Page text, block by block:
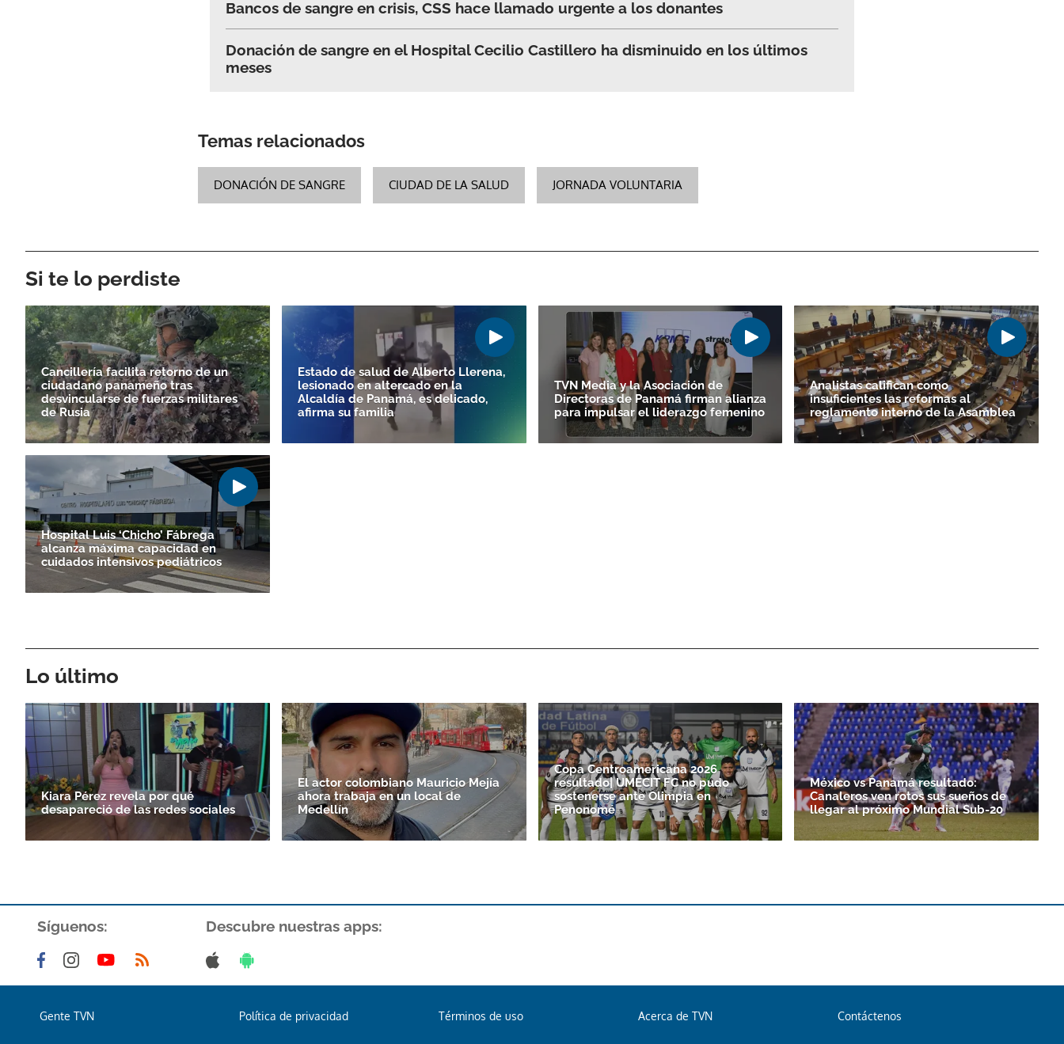
ACEPTAR
Bancos de sangre en crisis, CSS hace llamado urgente a los donantes
Donación de sangre en el Hospital Cecilio Castillero ha disminuido en los últimos
meses
Temas relacionados
DONACIÓN DE SANGRE CIUDAD DE LA SALUD JORNADA VOLUNTARIA
Si te lo perdiste
Cancillería facilita retorno de un
ciudadano panameño tras
desvincularse de fuerzas militares
de Rusia
Estado de salud de Alberto Llerena,
lesionado en altercado en la
Alcaldía de Panamá, es delicado,
afirma su familia
TVN Media y la Asociación de
Directoras de Panamá firman alianza
para impulsar el liderazgo femenino
Analistas califican como
insuficientes las reformas al
reglamento interno de la Asamblea
Hospital Luis ‘Chicho’ Fábrega
alcanza máxima capacidad en
cuidados intensivos pediátricos
Lo último
Kiara Pérez revela por qué
desapareció de las redes sociales
El actor colombiano Mauricio Mejía
ahora trabaja en un local de
Medellín
Copa Centroamericana 2026
resultado| UMECIT FC no pudo
sostenerse ante Olimpia en
Penonomé
México vs Panamá resultado:
Canaleros ven rotos sus sueños de
llegar al próximo Mundial Sub-20
Síguenos: Descubre nuestras apps:
Gente TVN Política de privacidad Términos de uso Acerca de TVN Contáctenos